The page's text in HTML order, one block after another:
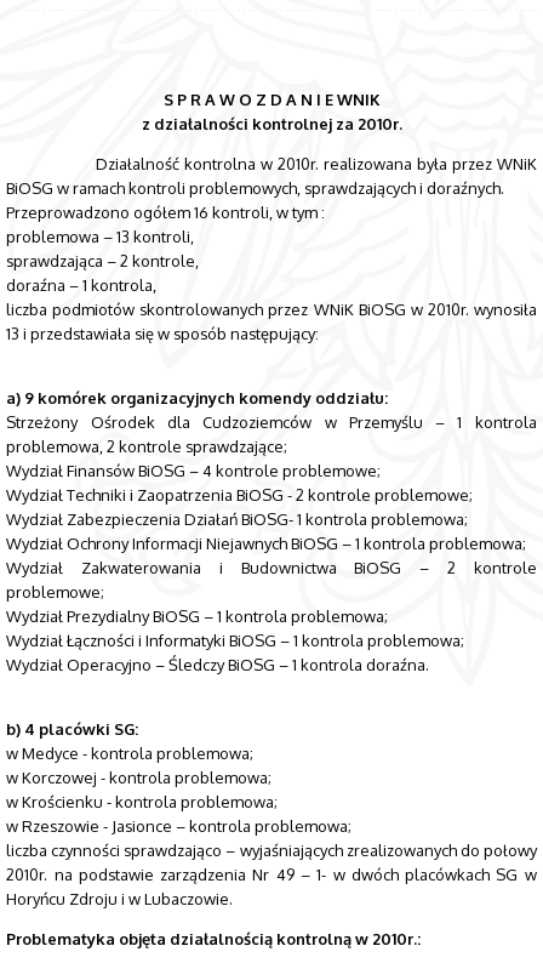
S P R A W O Z D A N I E WNIK
z działalności kontrolnej za 2010r.
Działalność kontrolna w 2010r. realizowana była przez WNiK
BiOSG w ramach kontroli problemowych, sprawdzających i doraźnych.
Przeprowadzono ogółem 16 kontroli, w tym :
problemowa – 13 kontroli,
sprawdzająca – 2 kontrole,
doraźna – 1 kontrola,
liczba podmiotów skontrolowanych przez WNiK BiOSG w 2010r. wynosiła
13 i przedstawiała się w sposób następujący:
a) 9 komórek organizacyjnych komendy oddziału:
Strzeżony Ośrodek dla Cudzoziemców w Przemyślu – 1 kontrola
problemowa, 2 kontrole sprawdzające;
Wydział Finansów BiOSG – 4 kontrole problemowe;
Wydział Techniki i Zaopatrzenia BiOSG - 2 kontrole problemowe;
Wydział Zabezpieczenia Działań BiOSG- 1 kontrola problemowa;
Wydział Ochrony Informacji Niejawnych BiOSG – 1 kontrola problemowa;
Wydział Zakwaterowania i Budownictwa BiOSG – 2 kontrole
problemowe;
Wydział Prezydialny BiOSG – 1 kontrola problemowa;
Wydział Łączności i Informatyki BiOSG – 1 kontrola problemowa;
Wydział Operacyjno – Śledczy BiOSG – 1 kontrola doraźna.
b) 4 placówki SG:
w Medyce - kontrola problemowa;
w Korczowej - kontrola problemowa;
w Krościenku - kontrola problemowa;
w Rzeszowie - Jasionce – kontrola problemowa;
liczba czynności sprawdzająco – wyjaśniających zrealizowanych do połowy
2010r. na podstawie zarządzenia Nr 49 – 1- w dwóch placówkach SG w
Horyńcu Zdroju i w Lubaczowie.
Problematyka objęta działalnością kontrolną w 2010r.: